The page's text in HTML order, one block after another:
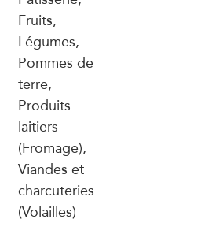
Fruits,
Légumes,
Pommes de
terre,
Produits
laitiers
(Fromage),
Viandes et
charcuteries
(Volailles)